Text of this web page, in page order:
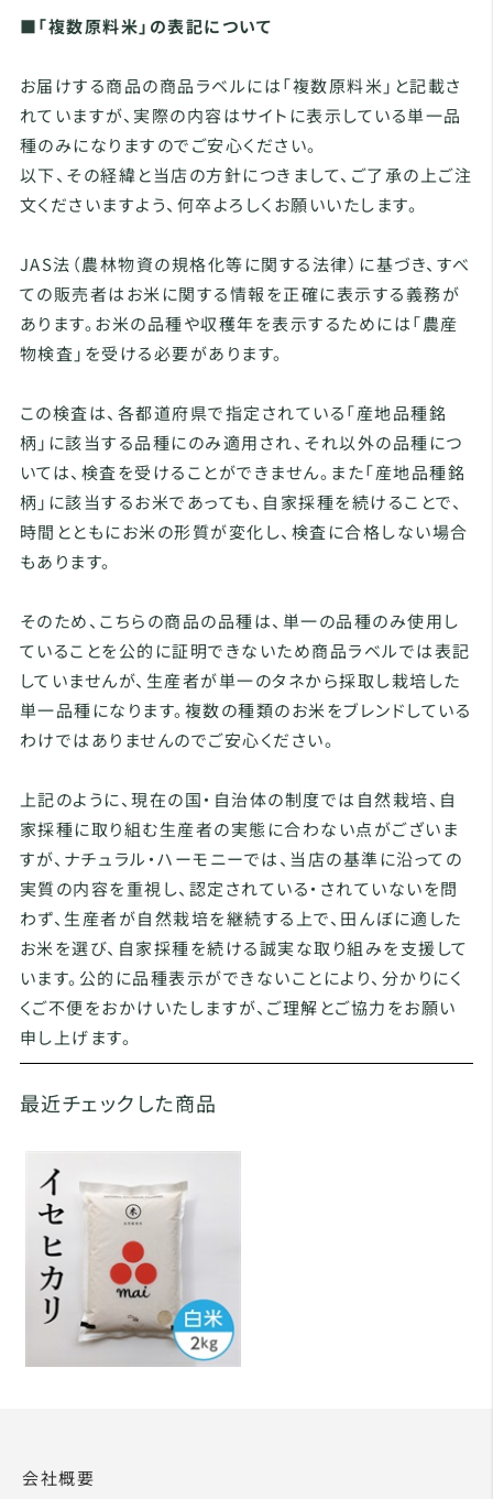
■「複数原料米」の表記について
お届けする商品の商品ラベルには「複数原料米」と記載さ
れていますが、実際の内容はサイトに表示している単一品
種のみになりますのでご安心ください。
以下、その経緯と当店の方針につきまして、ご了承の上ご注
文くださいますよう、何卒よろしくお願いいたします。
JAS法（農林物資の規格化等に関する法律）に基づき、すべ
ての販売者はお米に関する情報を正確に表示する義務が
あります。お米の品種や収穫年を表示するためには「農産
物検査」を受ける必要があります。
この検査は、各都道府県で指定されている「産地品種銘
柄」に該当する品種にのみ適用され、それ以外の品種につ
いては、検査を受けることができません。また「産地品種銘
柄」に該当するお米であっても、自家採種を続けることで、
時間とともにお米の形質が変化し、検査に合格しない場合
もあります。
そのため、こちらの商品の品種は、単一の品種のみ使用し
ていることを公的に証明できないため商品ラベルでは表記
していませんが、生産者が単一のタネから採取し栽培した
単一品種になります。複数の種類のお米をブレンドしている
わけではありませんのでご安心ください。
上記のように、現在の国・自治体の制度では自然栽培、自
家採種に取り組む生産者の実態に合わない点がございま
すが、ナチュラル・ハーモニーでは、当店の基準に沿っての
実質の内容を重視し、認定されている・されていないを問
わず、生産者が自然栽培を継続する上で、田んぼに適した
お米を選び、自家採種を続ける誠実な取り組みを支援して
います。公的に品種表示ができないことにより、分かりにく
くご不便をおかけいたしますが、ご理解とご協力をお願い
申し上げます。
最近チェックした商品
会社概要